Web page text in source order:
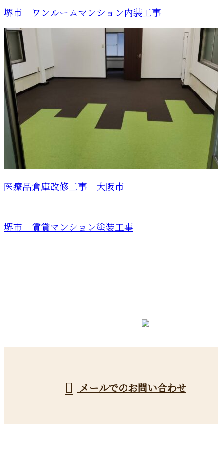
堺市 ワンルームマンション内装工事
医療品倉庫改修工事 大阪市
堺市 賃貸マンション塗装工事
メールでのお問い合わせ